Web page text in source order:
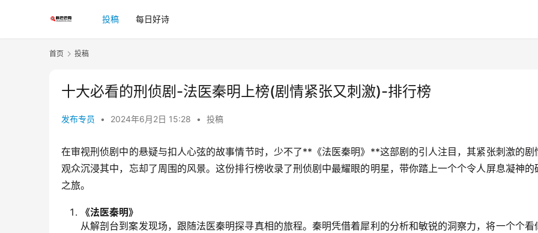
投稿 每日好诗
首页 投稿
十大必看的刑侦剧-法医秦明上榜(剧情紧张又刺激)-排行榜
发布专员 • 2024年6月2日 15:28 • 投稿
在审视刑侦剧中的悬疑与扣人心弦的故事情节时，少不了**《法医秦明》**这部剧的引人注目，其紧张刺激的剧
观众沉浸其中，忘却了周围的风景。这份排行榜收录了刑侦剧中最耀眼的明星，带你踏上一个个令人屏息凝神的
之旅。
《法医秦明》
从解剖台到案发现场，跟随法医秦明探寻真相的旅程。秦明凭借着犀利的分析和敏锐的洞察力，将一个个看